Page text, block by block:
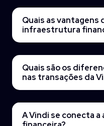
Quais as vantagens
infraestrutura
Quais são os
nas transações da
A Vindi se conecta